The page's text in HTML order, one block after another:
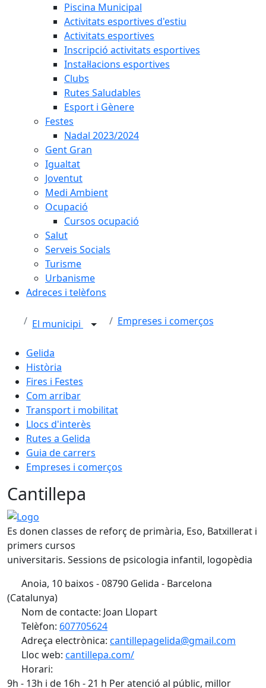
Piscina Municipal
Activitats esportives d'estiu
Activitats esportives
Inscripció activitats esportives
Instal·lacions esportives
Clubs
Rutes Saludables
Esport i Gènere
Festes
Nadal 2023/2024
Gent Gran
Igualtat
Joventut
Medi Ambient
Ocupació
Cursos ocupació
Salut
Serveis Socials
Turisme
Urbanisme
Adreces i telèfons
El municipi Empreses i comerços
Gelida
Història
Fires i Festes
Com arribar
Transport i mobilitat
Llocs d'interès
Rutes a Gelida
Guia de carrers
Empreses i comerços
Cantillepa
Logo
Es donen classes de reforç de primària, Eso, Batxillerat i
primers cursos
universitaris. Sessions de psicologia infantil, logopèdia
Anoia, 10 baixos - 08790 Gelida - Barcelona
(Catalunya)
Nom de contacte: Joan Llopart
Telèfon: 607705624
Adreça electrònica: cantillepagelida@gmail.com
Lloc web: cantillepa.com/
Horari:
9h - 13h i de 16h - 21 h Per atenció al públic, millor